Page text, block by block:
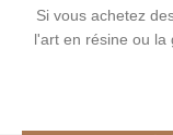
Si vous achetez
l'art en résine ou la